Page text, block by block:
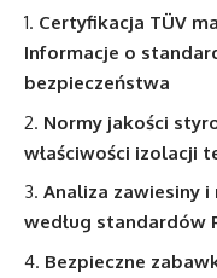
Certyfikacja TÜV
Informacje o
bezpieczeństwa
Normy jakości
właściwości izolacji
Analiza zawiesiny i
według standardów
Bezpieczne